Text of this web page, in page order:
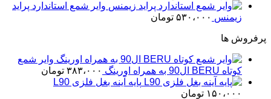
وایر شمع استاندارد پراید
زیمنس ۵۳۰،۰۰۰ تومان
پرفروش ها
وایر شمع
کوتاه BERU ال90 به همراه اورینگ
۳۸۳،۰۰۰ تومان
پایه آینه بغل فلزی L90
۱۵۰،۰۰۰ تومان